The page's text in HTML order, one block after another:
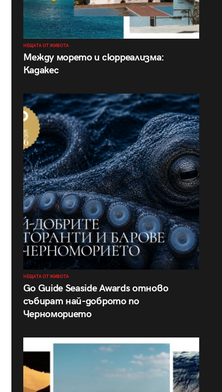
НЕЩАТА ОТ ЖИВОТА
Между морето и сюрреализма:
Кадакес
НЕЩАТА ОТ ЖИВОТА
Go Guide Seaside Awards отново
събират най-доброто по
Черноморието